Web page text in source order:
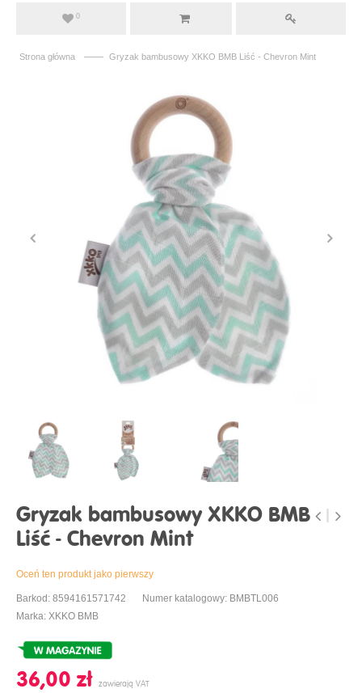
0
Strona główna —— Gryzak bambusowy XKKO BMB Liść - Chevron Mint
Gryzak bambusowy XKKO BMB
Liść - Chevron Mint
Oceń ten produkt jako pierwszy
Barkod: 8594161571742
Numer katalogowy: BMBTL006
Marka: XKKO BMB
36,00 ‎zł